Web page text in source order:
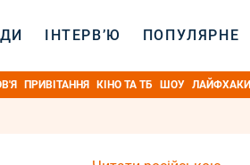
ІНТЕРВ’Ю ПОПУЛЯРНЕ
ПРИВІТАННЯ КІНО ТА ТБ ШОУ ЛАЙФХАКИ